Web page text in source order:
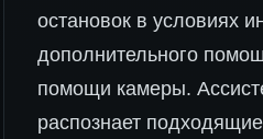
остановок в условиях
дополнительного
помощи камеры.
распознает